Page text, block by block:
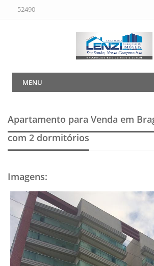
52490
MENU
Apartamento para Venda em
com 2 dormitórios
Imagens: